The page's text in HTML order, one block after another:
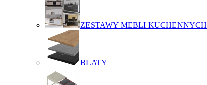
ZESTAWY MEBLI KUCHENNYCH
BLATY